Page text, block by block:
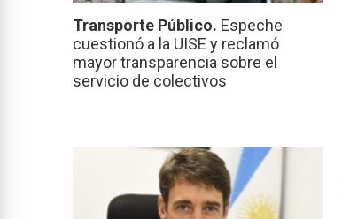
Transporte Público. Espeche
cuestionó a la UISE y reclamó
mayor transparencia sobre el
servicio de colectivos